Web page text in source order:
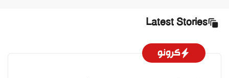
Latest Stories
كرونو